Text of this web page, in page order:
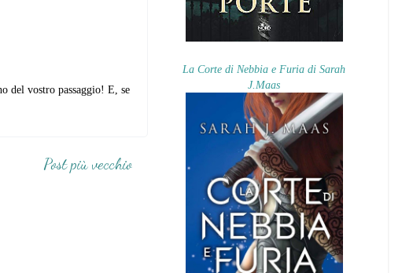
del vostro passaggio! E, se
Post più vecchio
La Corte di Nebbia e Furia di Sarah
J.Maas